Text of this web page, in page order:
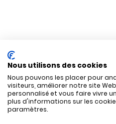
Nous utilisons des cookies
Nous pouvons les placer pour
visiteurs, améliorer notre site
personnalisé et vous faire vivre
plus d'informations sur les
paramètres.